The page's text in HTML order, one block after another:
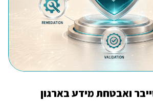
ואבטחת מידע בארגון